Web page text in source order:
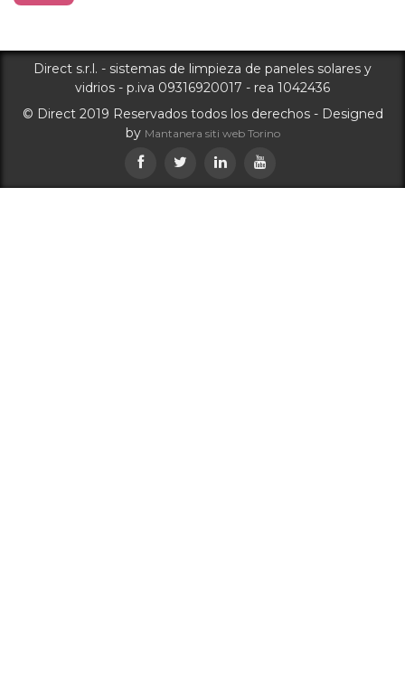
Direct s.r.l. - sistemas de limpieza de paneles solares y
vidrios - p.iva 09316920017 - rea 1042436
© Direct 2019 Reservados todos los derechos - Designed
by Mantanera siti web Torino